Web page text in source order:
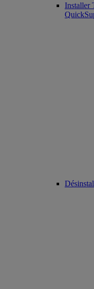
Installer